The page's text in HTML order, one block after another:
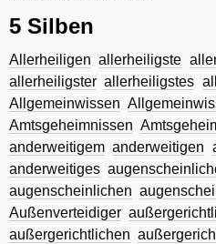
5 Silben
Allerheiligen allerheiligste
allerheiligster allerheiligstes
Allgemeinwissen
Amtsgeheimnissen
anderweitigem anderweitigen
anderweitiges
augenscheinlichen
Außenverteidiger
außergerichtlichen